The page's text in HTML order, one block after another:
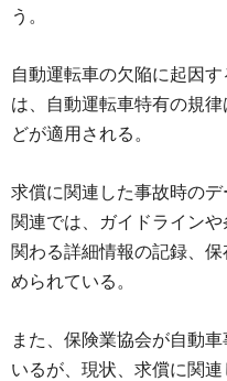
う。
自動運転車の欠陥に起因
は、自動運転車特有の規
どが適用される。
求償に関連した事故時の
関連では、ガイドライン
関わる詳細情報の記録、
められている。
また、保険業協会が自動
いるが、現状、求償に関